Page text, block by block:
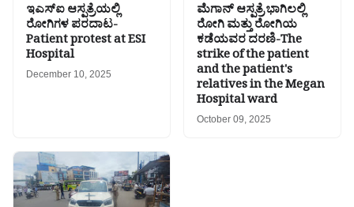
ಇಎಸ್ಐ ಆಸ್ಪತ್ರೆಯಲ್ಲಿ
ರೋಗಿಗಳ ಪರದಾಟ-
Patient protest at ESI
Hospital
December 10, 2025
ಮೆಗಾನ್ ಆಸ್ಪತ್ರೆ ಭಾಗಿಲಲ್ಲಿ
ರೋಗಿ ಮತ್ತು ರೋಗಿಯ
ಕಡೆಯವರ ದರಣಿ-The
strike of the patient
and the patient's
relatives in the Megan
Hospital ward
October 09, 2025